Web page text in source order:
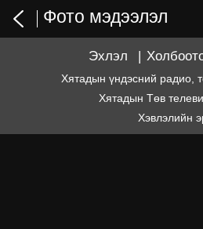
Фото мэдээлэл
Эхлэл
Хятадын үндэсний радио,
Хятадын Төв
Хэвлэлийн